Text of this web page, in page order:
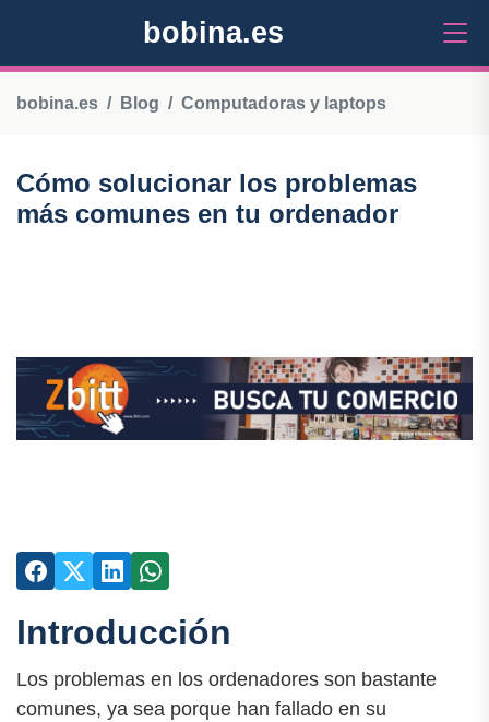
bobina.es
bobina.es Blog Computadoras y laptops
Cómo solucionar los problemas
más comunes en tu ordenador
Introducción
Los problemas en los ordenadores son bastante
comunes, ya sea porque han fallado en su